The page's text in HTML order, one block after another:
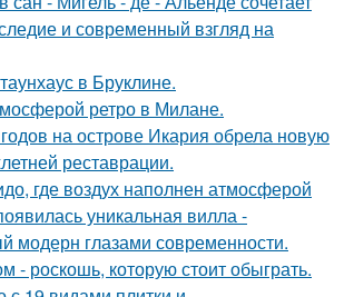
и современный взгляд на
в Бруклине.
ретро в Милане.
на острове Икария обрела новую
реставрации.
где воздух наполнен атмосферой
уникальная вилла -
модерн глазами современности.
- роскошь, которую стоит обыграть.